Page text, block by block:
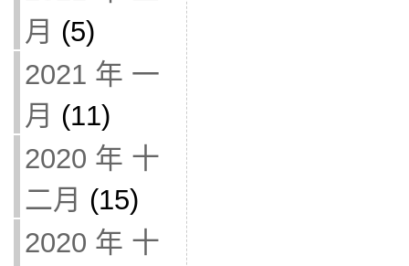
月 (5)
2021 年 一
月 (11)
2020 年 十
二月 (15)
2020 年 十